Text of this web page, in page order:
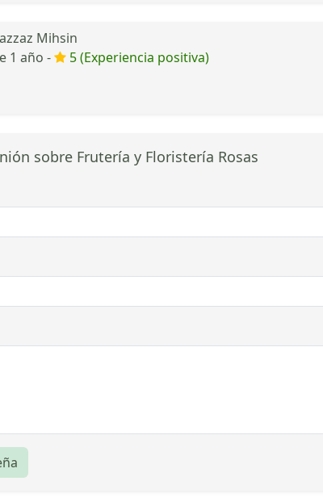
Mihsin
1 año -
5 (Experiencia positiva)
sobre Frutería y Floristería Rosas